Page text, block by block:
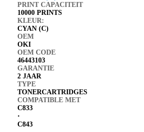
PRINT CAPACITEIT
10000 PRINTS
KLEUR:
CYAN (C)
OEM
OKI
OEM CODE
46443103
GARANTIE
2 JAAR
TYPE
TONERCARTRIDGES
COMPATIBLE MET
C833
⋅
C843